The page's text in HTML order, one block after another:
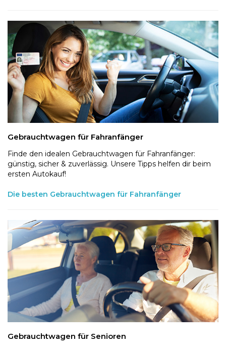
Gebrauchtwagen für Fahranfänger
Finde den idealen Gebrauchtwagen für Fahranfänger:
günstig, sicher & zuverlässig. Unsere Tipps helfen dir beim
ersten Autokauf!
Die besten Gebrauchtwagen für Fahranfänger
Gebrauchtwagen für Senioren